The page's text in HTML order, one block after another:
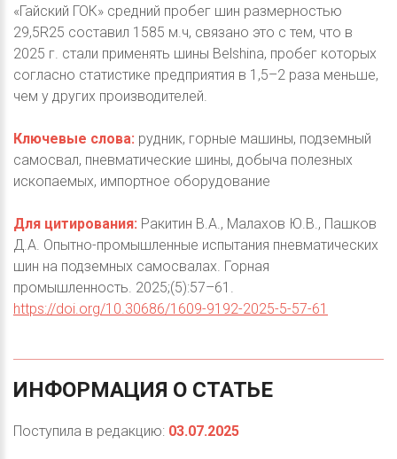
«Гайский ГОК» средний пробег шин размерностью
29,5R25 составил 1585 м.ч, связано это с тем, что в
2025 г. стали применять шины Belshina, пробег которых
согласно статистике предприятия в 1,5–2 раза меньше,
чем у других производителей.
Ключевые слова: рудник, горные машины, подземный
самосвал, пневматические шины, добыча полезных
ископаемых, импортное оборудование
Для цитирования: Ракитин В.А., Малахов Ю.В., Пашков
Д.А. Опытно-промышленные испытания пневматических
шин на подземных самосвалах. Горная
промышленность. 2025;(5):57–61.
https://doi.org/10.30686/1609-9192-2025-5-57-61
ИНФОРМАЦИЯ О СТАТЬЕ
Поступила в редакцию: 03.07.2025